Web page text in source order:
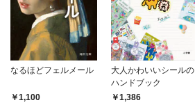
なるほどフェルメール
1,100
大人かわいいシールの
ハンドブック
1,386